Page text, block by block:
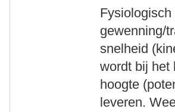
gewenning/
snelheid
wordt bij het
hoogte
leveren.